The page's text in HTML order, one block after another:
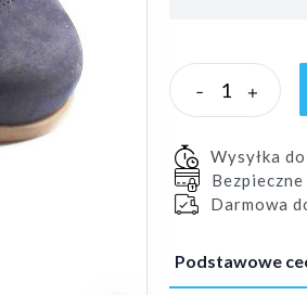
- +
Wysyłka do
Darmowa
Podstawowe